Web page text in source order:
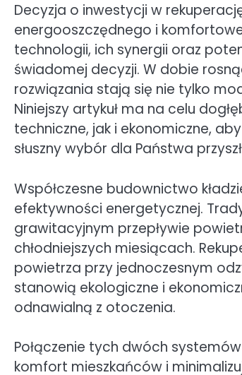
Decyzja o inwestycji w
energooszczędnego i
technologii, ich synergii oraz
świadomej decyzji. W dobie
rozwiązania stają się nie tylko
Niniejszy artykuł ma na celu
techniczne, jak i ekonomiczne,
słuszny wybór dla Państwa
Współczesne budownictwo
efektywności energetycznej.
grawitacyjnym przepływie
chłodniejszych miesiącach.
powietrza przy jednoczesnym
stanowią ekologiczne i
odnawialną z otoczenia.
Połączenie tych dwóch
komfort mieszkańców i